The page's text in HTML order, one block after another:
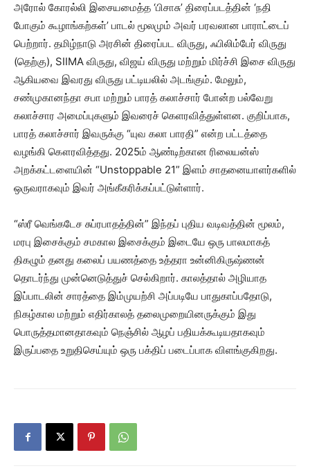
அரோல் கோரல்லி இசையமைத்த ‘பிசாசு’ திரைப்படத்தின் ‘நதி
போகும் கூழாங்கற்கள்’ பாடல் மூலமும் அவர் பரவலான பாராட்டைப்
பெற்றார். தமிழ்நாடு அரசின் திரைப்பட விருது, ஃபிலிம்பேர் விருது
(தெற்கு), SIIMA விருது, விஜய் விருது மற்றும் மிர்ச்சி இசை விருது
ஆகியவை இவரது விருது பட்டியலில் அடங்கும். மேலும்,
சண்முகானந்தா சபா மற்றும் பாரத் கலாச்சார் போன்ற பல்வேறு
கலாச்சார அமைப்புகளும் இவரைச் கெளரவித்துள்ளன. குறிப்பாக,
பாரத் கலாச்சார் இவருக்கு “யுவ கலா பாரதி” என்ற பட்டத்தை
வழங்கி கௌரவித்தது. 2025ம் ஆண்டிற்கான ரிலையன்ஸ்
அறக்கட்டளையின் “Unstoppable 21” இளம் சாதனையாளர்களில்
ஒருவராகவும் இவர் அங்கீகரிக்கப்பட்டுள்ளார்.
“ஸ்ரீ வெங்கடேச சுப்ரபாதத்தின்” இந்தப் புதிய வடிவத்தின் மூலம்,
மரபு இசைக்கும் சமகால இசைக்கும் இடையே ஒரு பாலமாகத்
திகழும் தனது கலைப் பயணத்தை உத்தரா உன்னிகிருஷ்ணன்
தொடர்ந்து முன்னெடுத்துச் செல்கிறார். காலத்தால் அழியாத
இப்பாடலின் சாரத்தை இம்முயற்சி அப்படியே பாதுகாப்பதோடு,
நிகழ்கால மற்றும் எதிர்காலத் தலைமுறையினருக்கும் இது
பொருத்தமானதாகவும் நெஞ்சில் ஆழப் பதியக்கூடியதாகவும்
இருப்பதை உறுதிசெய்யும் ஒரு பக்திப் படைப்பாக விளங்குகிறது.